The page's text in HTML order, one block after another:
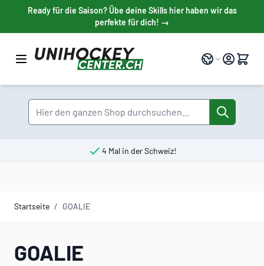
Direkt zum Inhalt
Ready für die Saison? Übe deine Skills hier haben wir das
perfekte für dich! →
Sprache
Suche
4 Mal in der Schweiz!
Startseite / GOALIE
GOALIE